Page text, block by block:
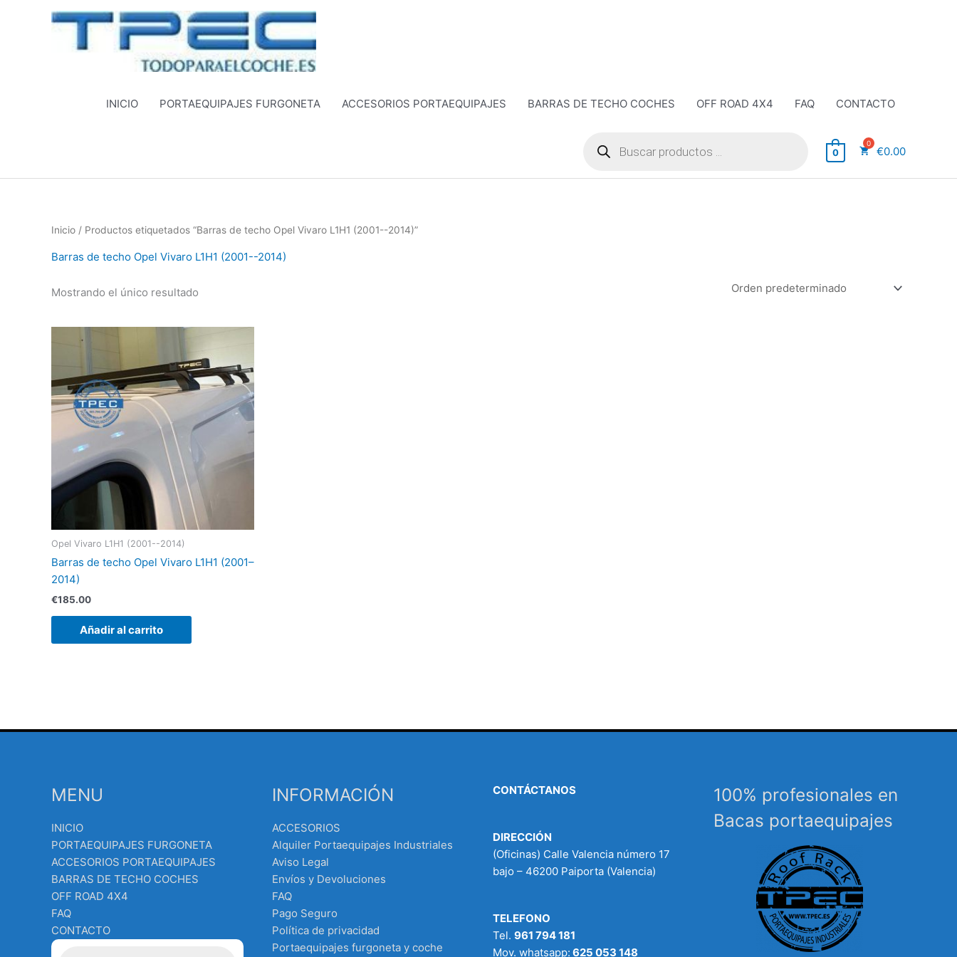
INICIO PORTAEQUIPAJES FURGONETA ACCESORIOS PORTAEQUIPAJES BARRAS DE TECHO COCHES OFF ROAD 4X4 FAQ
CONTACTO
productos 0 €0.00
Inicio / Productos etiquetados “Barras de techo Opel Vivaro L1H1 (2001--2014)”
Barras de techo Opel Vivaro L1H1 (2001--2014)
Mostrando el único resultado
Opel Vivaro L1H1 (2001--2014)
Barras de techo Opel Vivaro L1H1 (2001–
2014)
€185.00
Añadir al carrito
MENU
INICIO
PORTAEQUIPAJES FURGONETA
ACCESORIOS PORTAEQUIPAJES
BARRAS DE TECHO COCHES
OFF ROAD 4X4
FAQ
CONTACTO
INFORMACIÓN
ACCESORIOS
Alquiler Portaequipajes Industriales
Aviso Legal
Envíos y Devoluciones
FAQ
Pago Seguro
Política de privacidad
Portaequipajes furgoneta y coche
CONTÁCTANOS
DIRECCIÓN
(Oficinas) Calle Valencia número 17
bajo – 46200 Paiporta (Valencia)
TELEFONO
Tel. 961 794 181
Mov. whatsapp: 625 053 148
100% profesionales en
Bacas portaequipajes